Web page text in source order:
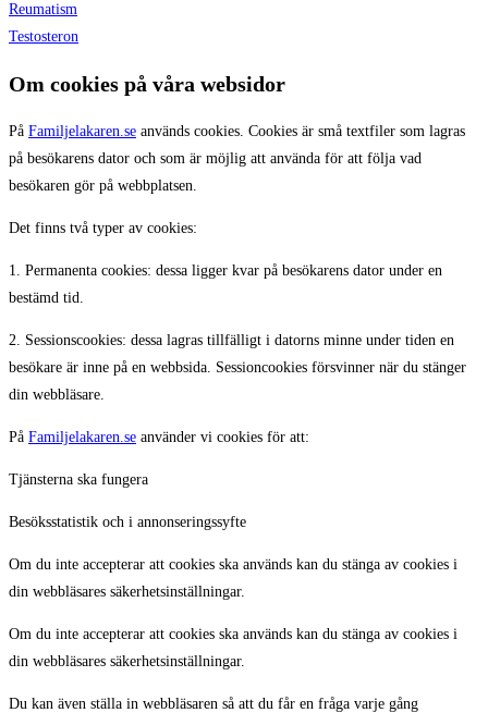
Reumatism
Testosteron
Om cookies på våra websidor
På Familjelakaren.se används cookies. Cookies är små textfiler som lagras
på besökarens dator och som är möjlig att använda för att följa vad
besökaren gör på webbplatsen.
Det finns två typer av cookies:
1. Permanenta cookies: dessa ligger kvar på besökarens dator under en
bestämd tid.
2. Sessionscookies: dessa lagras tillfälligt i datorns minne under tiden en
besökare är inne på en webbsida. Sessioncookies försvinner när du stänger
din webbläsare.
På Familjelakaren.se använder vi cookies för att:
Tjänsterna ska fungera
Besöksstatistik och i annonseringssyfte
Om du inte accepterar att cookies ska används kan du stänga av cookies i
din webbläsares säkerhetsinställningar.
Om du inte accepterar att cookies ska används kan du stänga av cookies i
din webbläsares säkerhetsinställningar.
Du kan även ställa in webbläsaren så att du får en fråga varje gång